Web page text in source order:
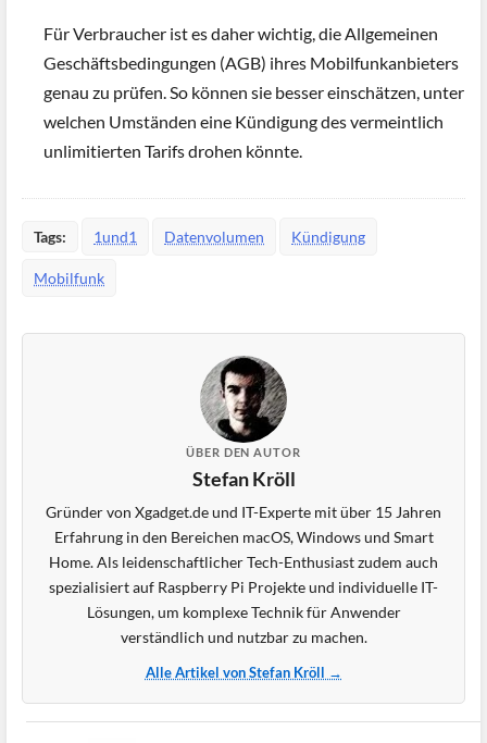
Für Verbraucher ist es daher wichtig, die Allgemeinen
Geschäftsbedingungen (AGB) ihres Mobilfunkanbieters
genau zu prüfen. So können sie besser einschätzen, unter
welchen Umständen eine Kündigung des vermeintlich
unlimitierten Tarifs drohen könnte.
Tags: 1und1 Datenvolumen Kündigung
Mobilfunk
ÜBER DEN AUTOR
Stefan Kröll
Gründer von Xgadget.de und IT-Experte mit über 15 Jahren
Erfahrung in den Bereichen macOS, Windows und Smart
Home. Als leidenschaftlicher Tech-Enthusiast zudem auch
spezialisiert auf Raspberry Pi Projekte und individuelle IT-
Lösungen, um komplexe Technik für Anwender
verständlich und nutzbar zu machen.
Alle Artikel von Stefan Kröll →